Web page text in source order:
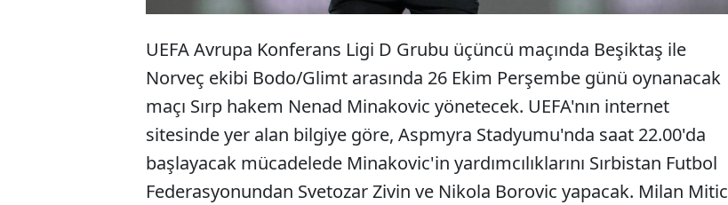
UEFA Avrupa Konferans Ligi D Grubu üçüncü maçında Beşiktaş ile
Norveç ekibi Bodo/Glimt arasında 26 Ekim Perşembe günü oynanacak
maçı Sırp hakem Nenad Minakovic yönetecek. UEFA'nın internet
sitesinde yer alan bilgiye göre, Aspmyra Stadyumu'nda saat 22.00'da
başlayacak mücadelede Minakovic'in yardımcılıklarını Sırbistan Futbol
Federasyonundan Svetozar Zivin ve Nikola Borovic yapacak. Milan Mitic